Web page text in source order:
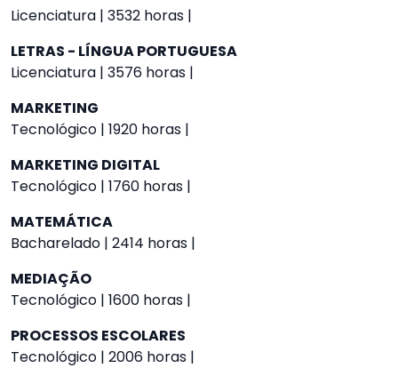
Licenciatura | 3532 horas |
LETRAS - LÍNGUA PORTUGUESA
Licenciatura | 3576 horas |
MARKETING
Tecnológico | 1920 horas |
MARKETING DIGITAL
Tecnológico | 1760 horas |
MATEMÁTICA
Bacharelado | 2414 horas |
MEDIAÇÃO
Tecnológico | 1600 horas |
PROCESSOS ESCOLARES
Tecnológico | 2006 horas |